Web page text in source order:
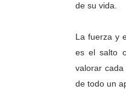
de su vida.
La fuerza y
es el salto
valorar
de todo un